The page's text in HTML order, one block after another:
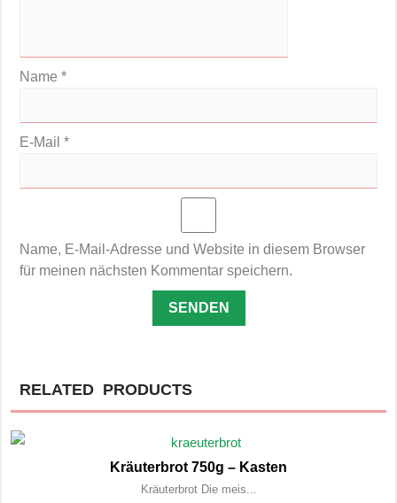
Name*
E-Mail*
Name, E-Mail-Adresse und Website in diesem Browser
für meinen nächsten Kommentar speichern.
RELATED PRODUCTS
Kräuterbrot 750g – Kasten
Kräuterbrot Die meis...